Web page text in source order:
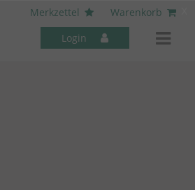
Merkzettel
Warenkorb
Login